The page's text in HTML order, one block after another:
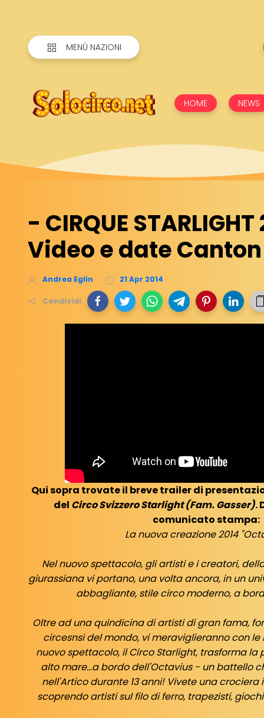
MENÙ NAZIONI
HOME NEWS
- CIRQUE
Video e date
Andrea Eglin 21 Apr 2014
Condividi
Qui sopra trovate il breve trailer di
del Circo Svizzero Starlight (Fam. Gasser).
comunicato stampa:
La nuova creazione 2014
Nel nuovo spettacolo, gli artisti e i creatori,
giurassiana vi portano, una volta ancora, in un
abbagliante, stile circo moderno, a
Oltre ad una quindicina di artisti di gran fama,
circesnsi del mondo, vi meraviglieranno con le
nuovo spettacolo, il Circo Starlight, trasforma la
alto mare...a bordo dell'Octavius - un battello
nell'Artico durante 13 anni! Vivete una
scoprendo artisti sul filo di ferro, trapezisti,